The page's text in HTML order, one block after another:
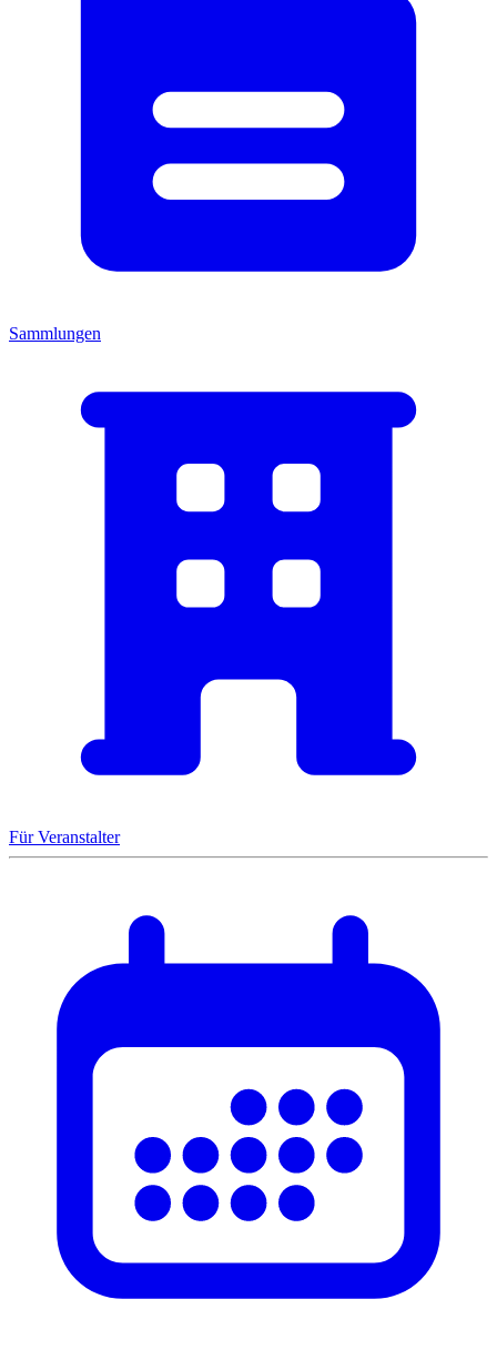
Sammlungen
Für Veranstalter